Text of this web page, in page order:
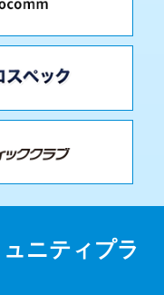
ニティプラ